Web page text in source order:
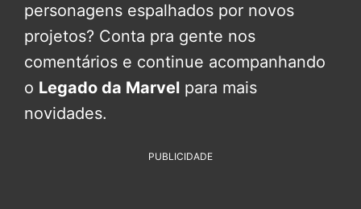
personagens espalhados por novos
projetos? Conta pra gente nos
comentários e continue acompanhando
o Legado da Marvel para mais
novidades.
PUBLICIDADE